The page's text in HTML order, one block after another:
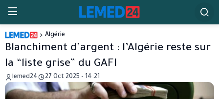
Algérie
Blanchiment d’argent : l’Algérie reste sur
la “liste grise” du GAFI
lemed24 27 Oct 2025 - 14:21